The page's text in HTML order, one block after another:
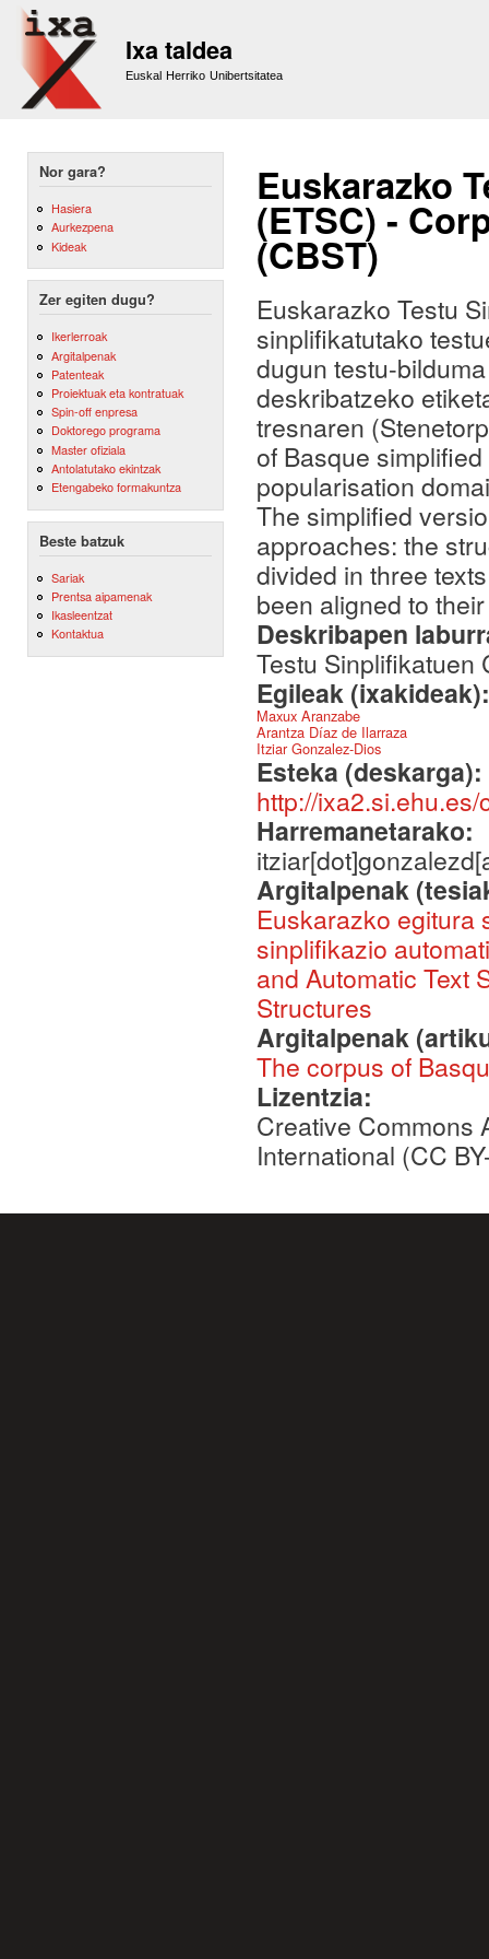
Ixa taldea
Euskal Herriko Unibertsitatea
Nor gara?
Hasiera
Aurkezpena
Kideak
Zer egiten dugu?
Ikerlerroak
Argitalpenak
Patenteak
Proiektuak eta kontratuak
Spin-off enpresa
Doktorego programa
Master ofiziala
Antolatutako ekintzak
Etengabeko formakuntza
Beste batzuk
Sariak
Prentsa aipamenak
Ikasleentzat
Kontaktua
Euskarazko
(ETSC) -
(CBST)
Euskarazko Testu
sinplifikatutako
dugun testu-
deskribatzeko
tresnaren
of Basque
popularisation
The simplified
approaches: the
divided in three
been aligned to
Deskribapen
Testu Sinplifikatuen
Egileak
Maxux Aranzabe
Arantza Díaz de Ilarraza
Itziar Gonzalez-Dios
Esteka (deskarga):
http://
Harremanetarako:
Argitalpenak
Euskarazko egitura
sinplifikazio
and Automatic Text
Structures
Argitalpenak
The corpus of
Lizentzia:
Creative Commons
International (CC